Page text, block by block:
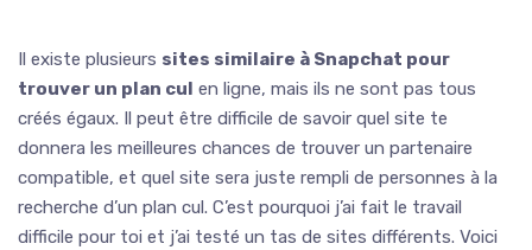
Il existe plusieurs sites similaire à Snapchat pour
trouver un plan cul en ligne, mais ils ne sont pas tous
créés égaux. Il peut être difficile de savoir quel site te
donnera les meilleures chances de trouver un partenaire
compatible, et quel site sera juste rempli de personnes à la
recherche d’un plan cul. C’est pourquoi j’ai fait le travail
difficile pour toi et j’ai testé un tas de sites différents. Voici